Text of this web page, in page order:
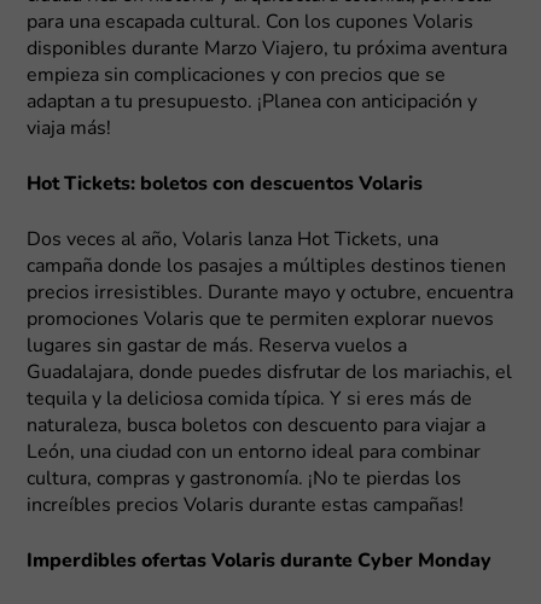
para una escapada cultural. Con los cupones Volaris
disponibles durante Marzo Viajero, tu próxima aventura
empieza sin complicaciones y con precios que se
adaptan a tu presupuesto. ¡Planea con anticipación y
viaja más!
Hot Tickets: boletos con descuentos Volaris
Dos veces al año, Volaris lanza Hot Tickets, una
campaña donde los pasajes a múltiples destinos tienen
precios irresistibles. Durante mayo y octubre, encuentra
promociones Volaris que te permiten explorar nuevos
lugares sin gastar de más. Reserva vuelos a
Guadalajara, donde puedes disfrutar de los mariachis, el
tequila y la deliciosa comida típica. Y si eres más de
naturaleza, busca boletos con descuento para viajar a
León, una ciudad con un entorno ideal para combinar
cultura, compras y gastronomía. ¡No te pierdas los
increíbles precios Volaris durante estas campañas!
Imperdibles ofertas Volaris durante Cyber Monday